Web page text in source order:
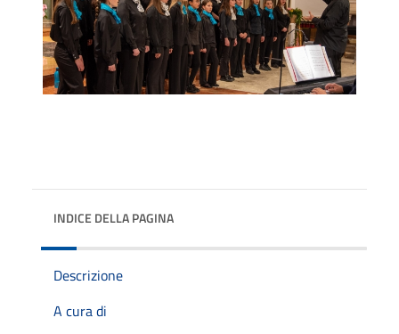
INDICE DELLA PAGINA
Descrizione
A cura di